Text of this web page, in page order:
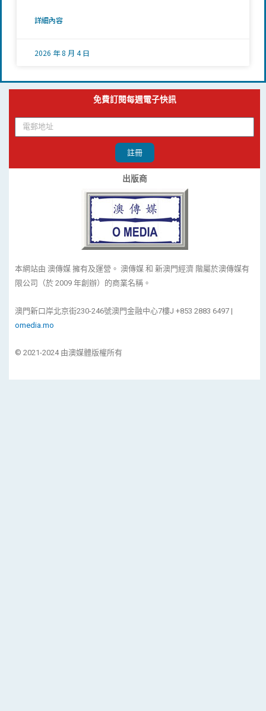
詳細內容
2026 年 8 月 4 日
免費訂閱每週電子快訊
註冊
出版商
本網站由 澳傳媒 擁有及運營。 澳傳媒 和 新澳門經濟 階屬於澳傳媒有
限公司（於 2009 年創辦）的商業名稱。
澳門新口岸北京街230-246號澳門金融中心7樓J +853 2883 6497 |
omedia.mo
© 2021-2024 由澳媒體版權所有